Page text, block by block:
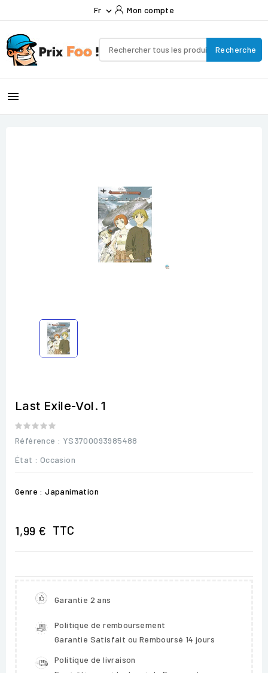
Fr  Mon compte
Recherche

Last Exile-Vol. 1
Référence : YS3700093985488
État : Occasion
Genre : Japanimation
1,99 € TTC
Garantie 2 ans
Politique de remboursement
Garantie Satisfait ou Remboursé 14 jours
Politique de livraison